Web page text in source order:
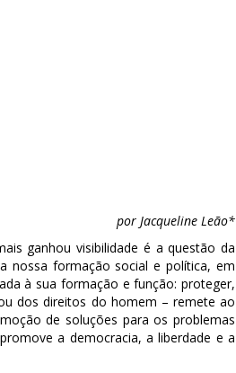
por Jacqueline Leão*
ganhou visibilidade é a questão da
nossa formação social e política, em
à sua formação e função: proteger,
dos direitos do homem – remete ao
de soluções para os problemas
a democracia, a liberdade e a